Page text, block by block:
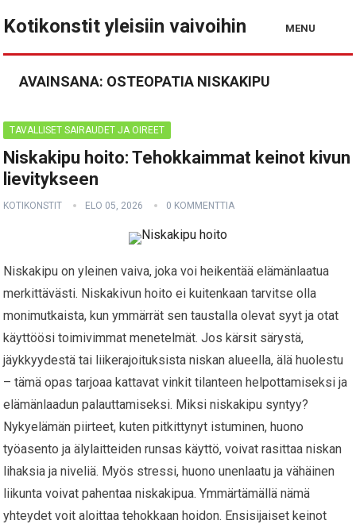
Kotikonstit yleisiin vaivoihin MENU
AVAINSANA: OSTEOPATIA NISKAKIPU
TAVALLISET SAIRAUDET JA OIREET
Niskakipu hoito: Tehokkaimmat keinot kivun
lievitykseen
KOTIKONSTIT ELO 05, 2026 0 KOMMENTTIA
Niskakipu on yleinen vaiva, joka voi heikentää elämänlaatua
merkittävästi. Niskakivun hoito ei kuitenkaan tarvitse olla
monimutkaista, kun ymmärrät sen taustalla olevat syyt ja otat
käyttöösi toimivimmat menetelmät. Jos kärsit särystä,
jäykkyydestä tai liikerajoituksista niskan alueella, älä huolestu
– tämä opas tarjoaa kattavat vinkit tilanteen helpottamiseksi ja
elämänlaadun palauttamiseksi. Miksi niskakipu syntyy?
Nykyelämän piirteet, kuten pitkittynyt istuminen, huono
työasento ja älylaitteiden runsas käyttö, voivat rasittaa niskan
lihaksia ja niveliä. Myös stressi, huono unenlaatu ja vähäinen
liikunta voivat pahentaa niskakipua. Ymmärtämällä nämä
yhteydet voit aloittaa tehokkaan hoidon. Ensisijaiset keinot